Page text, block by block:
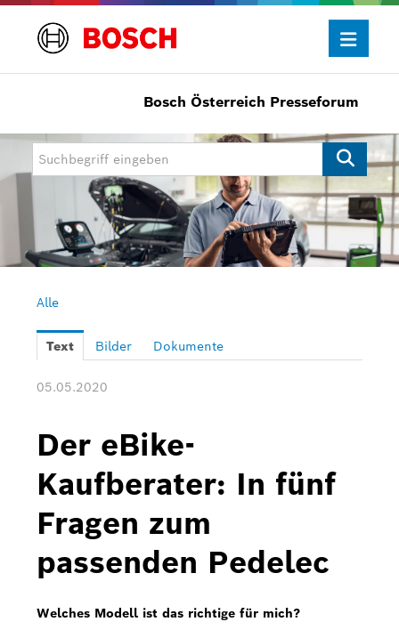
Presseinformationen
Allgemein/Wirtschaft
Bosch Innovationspreis
eBike Systems
Mobility
Power Tools
Buderus
Pressemappen
Hausgeräte
Downloads
Pressemappen
Bosch Österreich Presseforum
Alle
Text Bilder Dokumente
05.05.2020
Der eBike-
Kaufberater: In fünf
Fragen zum
passenden Pedelec
Welches Modell ist das richtige für mich?